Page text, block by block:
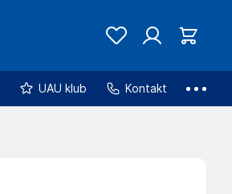
UAU klub Kontakt